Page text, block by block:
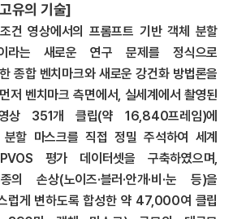
유의 기술]
건 영상에서의 프롬프트 기반 객체 분할
라는 새로운 연구 문제를 정식으로
종합 벤치마크와 새로운 강건화 방법론을
저 벤치마크 측면에서, 실세계에서 촬영된
영상 351개 클립(약 16,840프레임)에
할 마스크를 직접 정밀 주석하여 세계
평가 데이터셋을 구축하였으며,
의 손상(노이즈·블러·안개·비·눈 등)을
럽게 변하도록 합성한 약 47,000여 클립